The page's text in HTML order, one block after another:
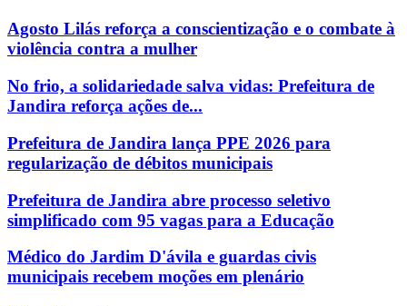
Agosto Lilás reforça a conscientização e o combate à
violência contra a mulher
No frio, a solidariedade salva vidas: Prefeitura de
Jandira reforça ações de...
Prefeitura de Jandira lança PPE 2026 para
regularização de débitos municipais
Prefeitura de Jandira abre processo seletivo
simplificado com 95 vagas para a Educação
Médico do Jardim D'ávila e guardas civis
municipais recebem moções em plenário